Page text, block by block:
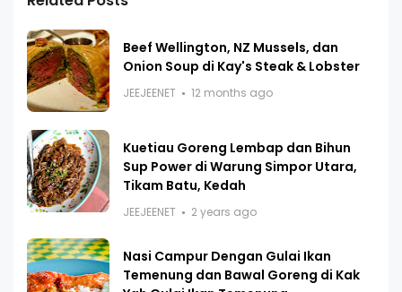
Beef Wellington, NZ Mussels, dan
Onion Soup di Kay's Steak & Lobster
JEEJEENET 12 months ago
Kuetiau Goreng Lembap dan Bihun
Sup Power di Warung Simpor Utara,
Tikam Batu, Kedah
JEEJEENET 2 years ago
Nasi Campur Dengan Gulai Ikan
Temenung dan Bawal Goreng di Kak